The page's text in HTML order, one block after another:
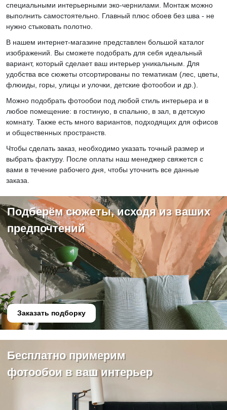
специальными интерьерными эко-чернилами. Монтаж можно
выполнить самостоятельно. Главный плюс обоев без шва - не
нужно стыковать полотно.
В нашем интернет-магазине представлен большой каталог
изображений. Вы сможете подобрать для себя идеальный
вариант, который сделает ваш интерьер уникальным. Для
удобства все сюжеты отсортированы по тематикам (лес, цветы,
флюиды, горы, улицы и улочки, детские фотообои и др.).
Можно подобрать фотообои под любой стиль интерьера и в
любое помещение: в гостиную, в спальню, в зал, в детскую
комнату. Также есть много вариантов, подходящих для офисов
и общественных пространств.
Чтобы сделать заказ, необходимо указать точный размер и
выбрать фактуру. После оплаты наш менеджер свяжется с
вами в течение рабочего дня, чтобы уточнить все данные
заказа.
Подберём сюжеты, исходя из ваших
предпочтений
Заказать подборку
Бесплатно примерим
фотообои в ваш интерьер